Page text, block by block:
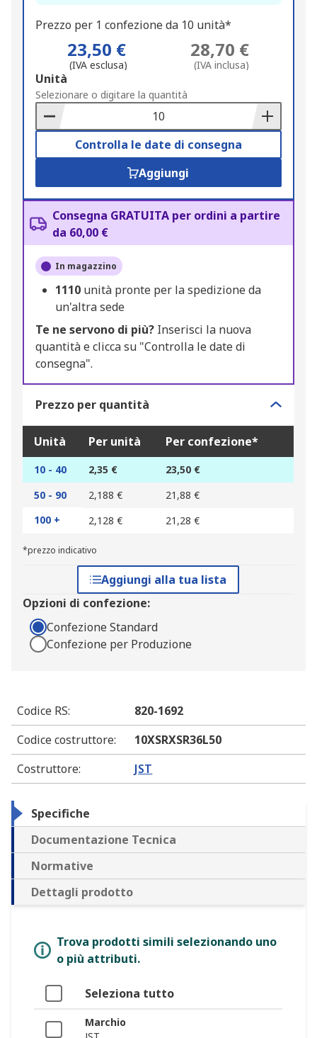
Prezzo per 1 confezione da 10 unità*
23,50 €
(IVA esclusa)
28,70 €
(IVA inclusa)
Add
to
Basket
Unità
Selezionare o digitare la quantità
Controlla le date di consegna
Aggiungi
Consegna GRATUITA per ordini a partire
da 60,00 €
In magazzino
1110 unità pronte per la spedizione da
un'altra sede
Te ne servono di più? Inserisci la nuova
quantità e clicca su "Controlla le date di
consegna".
Prezzo per quantità
Unità Per unità Per confezione*
10 - 40 2,35 €
23,50 €
50 - 90
2,188 €
21,88 €
100 +
2,128 € 21,28 €
*prezzo indicativo
Aggiungi alla tua lista
Opzioni di confezione:
Confezione Standard
Confezione per Produzione
Codice RS:
820-1692
Codice costruttore:
10XSRXSR36L50
Costruttore: JST
Specifiche
Documentazione Tecnica
Normative
Dettagli prodotto
Trova prodotti simili selezionando uno
o più attributi.
Seleziona tutto
Marchio